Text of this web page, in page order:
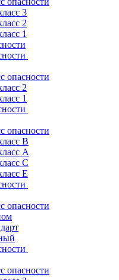
3
2
1
опасности
2
1
опасности
B
A
C
E
опасности
опасности